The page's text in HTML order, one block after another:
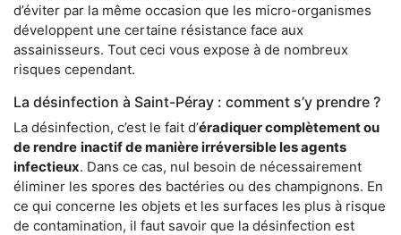
d’éviter par la même occasion que les micro-organismes
développent une certaine résistance face aux
assainisseurs. Tout ceci vous expose à de nombreux
risques cependant.
La désinfection à Saint-Péray : comment s’y prendre ?
La désinfection, c’est le fait d’éradiquer complètement ou
de rendre inactif de manière irréversible les agents
infectieux. Dans ce cas, nul besoin de nécessairement
éliminer les spores des bactéries ou des champignons. En
ce qui concerne les objets et les surfaces les plus à risque
de contamination, il faut savoir que la désinfection est